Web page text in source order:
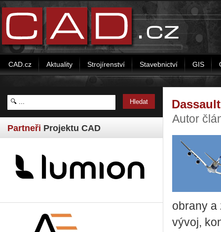
CAD.cz Aktuality Strojírenství Stavebnictví GIS
Partneři Projektu CAD
Autor
obrany a
vývoj,